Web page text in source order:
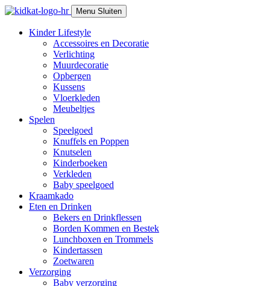
Skip
content
Menu Sluiten
Kinder Lifestyle
Accessoires en Decoratie
Verlichting
Muurdecoratie
Opbergen
Kussens
Vloerkleden
Meubeltjes
Spelen
Speelgoed
Knuffels en Poppen
Knutselen
Kinderboeken
Verkleden
Baby speelgoed
Kraamkado
Eten en Drinken
Bekers en Drinkflessen
Borden Kommen en Bestek
Lunchboxen en Trommels
Kindertassen
Zoetwaren
Verzorging
Baby verzorging